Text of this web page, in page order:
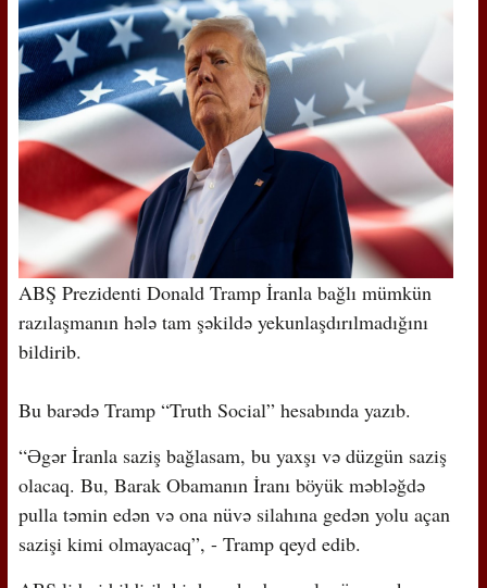
ABŞ Prezidenti Donald Tramp İranla bağlı mümkün
razılaşmanın hələ tam şəkildə yekunlaşdırılmadığını
bildirib.
Bu barədə Tramp “Truth Social” hesabında yazıb.
“Əgər İranla saziş bağlasam, bu yaxşı və düzgün saziş
olacaq. Bu, Barak Obamanın İranı böyük məbləğdə
pulla təmin edən və ona nüvə silahına gedən yolu açan
sazişi kimi olmayacaq”, - Tramp qeyd edib.